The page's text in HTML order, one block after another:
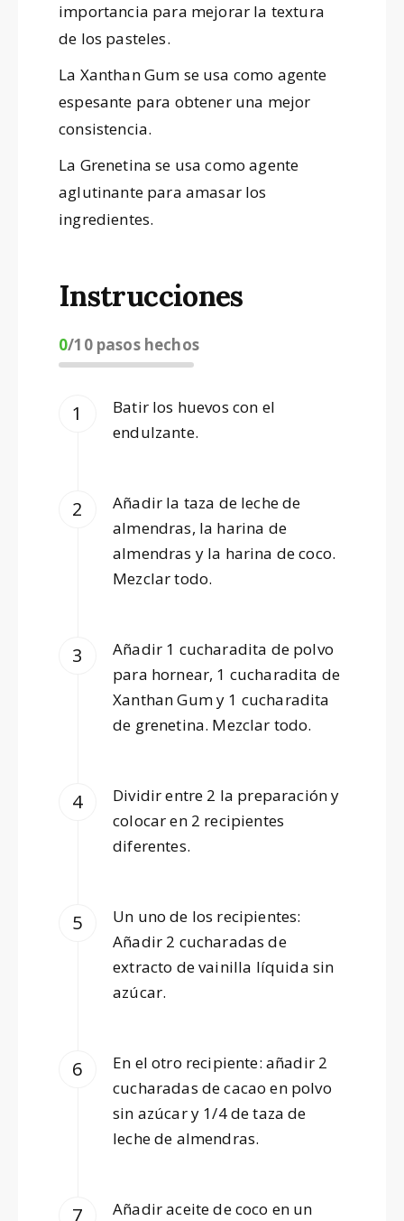
importancia para mejorar la textura
de los pasteles.
La Xanthan Gum se usa como agente
espesante para obtener una mejor
consistencia.
La Grenetina se usa como agente
aglutinante para amasar los
ingredientes.
Instrucciones
0/10pasos hechos
Batir los huevos con el
endulzante.
Añadir la taza de leche de
almendras, la harina de
almendras y la harina de coco.
Mezclar todo.
Añadir 1 cucharadita de polvo
para hornear, 1 cucharadita de
Xanthan Gum y 1 cucharadita
de grenetina. Mezclar todo.
Dividir entre 2 la preparación y
colocar en 2 recipientes
diferentes.
Un uno de los recipientes:
Añadir 2 cucharadas de
extracto de vainilla líquida sin
azúcar.
En el otro recipiente: añadir 2
cucharadas de cacao en polvo
sin azúcar y 1/4 de taza de
leche de almendras.
Añadir aceite de coco en un